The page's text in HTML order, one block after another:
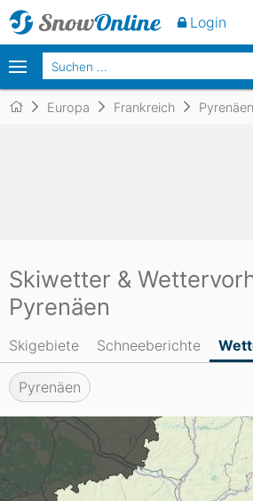
Europa Frankreich Pyrenäen
Skiwetter &
Pyrenäen
Skigebiete Schneeberichte
Pyrenäen
Login